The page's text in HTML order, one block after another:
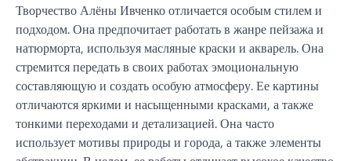
Творчество Алёны Ивченко отличается особым стилем и
подходом. Она предпочитает работать в жанре пейзажа и
натюрморта, используя масляные краски и акварель. Она
стремится передать в своих работах эмоциональную
составляющую и создать особую атмосферу. Ее картины
отличаются яркими и насыщенными красками, а также
тонкими переходами и детализацией. Она часто
использует мотивы природы и города, а также элементы